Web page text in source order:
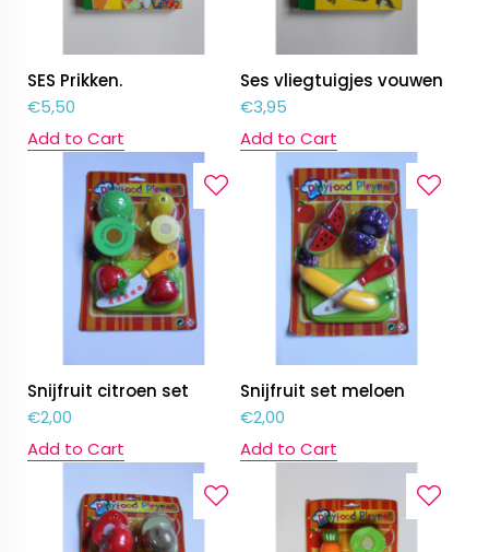
SES Prikken.
€5,50
Add to Cart
Ses vliegtuigjes vouwen
€3,95
Add to Cart
Snijfruit citroen set
€2,00
Add to Cart
Snijfruit set meloen
€2,00
Add to Cart